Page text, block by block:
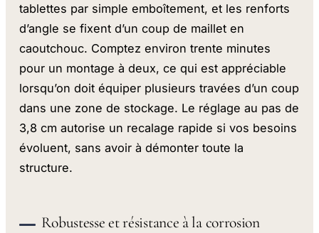
tablettes par simple emboîtement, et les renforts
d’angle se fixent d’un coup de maillet en
caoutchouc. Comptez environ trente minutes
pour un montage à deux, ce qui est appréciable
lorsqu’on doit équiper plusieurs travées d’un coup
dans une zone de stockage. Le réglage au pas de
3,8 cm autorise un recalage rapide si vos besoins
évoluent, sans avoir à démonter toute la
structure.
Robustesse et résistance à la corrosion